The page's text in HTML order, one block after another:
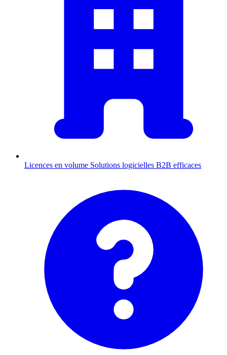
Licences en volume Solutions logicielles B2B efficaces